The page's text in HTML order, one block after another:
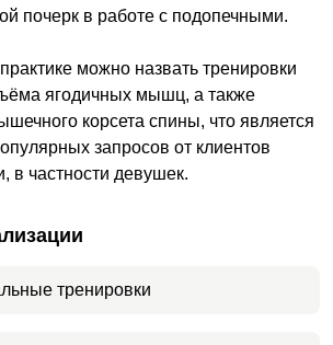
почерк в работе с подопечными.
можно назвать тренировки
ягодичных мышц, а также
корсета спины, что является
запросов от клиентов
в частности девушек.
тренировки